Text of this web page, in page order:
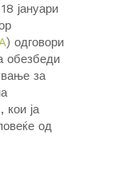
јануари
) одговори
обезбеди
за
кои ја
од